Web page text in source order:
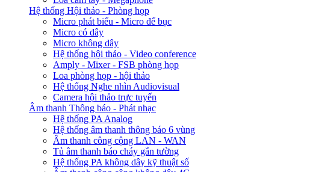
Hệ thống Hội thảo - Phòng họp
Micro phát biểu - Micro để bục
Micro có dây
Micro không dây
Hệ thống hội thảo - Video conference
Amply - Mixer - FSB phòng họp
Loa phòng họp - hội thảo
Hệ thống Nghe nhìn Audiovisual
Camera hội thảo trực tuyến
Âm thanh Thông báo - Phát nhạc
Hệ thống PA Analog
Hệ thống âm thanh thông báo 6 vùng
Âm thanh công cộng LAN - WAN
Tủ âm thanh báo cháy gắn tường
Hệ thống PA không dây kỹ thuật số